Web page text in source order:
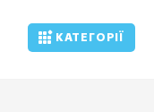
КАТЕГОРІЇ